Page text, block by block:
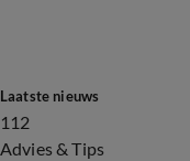
Laatste nieuws
112
Advies & Tips